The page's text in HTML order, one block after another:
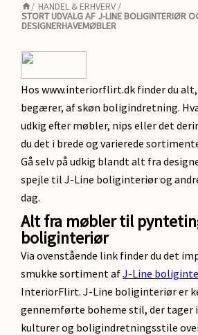
/ HANDEL & ERHVERV /
STORT UDVALG AF J-LINE BOLIGINTERIØR
DESIGNERHAVEMØBLER
Hos www.interiorflirt.dk finder du
begærer, af skøn boligindretning.
udkig efter møbler, nips eller det
du det i brede og varierede
Gå selv på udkig blandt alt fra
spejle til J-Line boliginteriør og
dag.
Alt fra møbler til
boliginteriør
Via ovenstående link finder du det
smukke sortiment afJ-Line
InteriorFlirt. J-Line boliginteriør er
gennemførte boheme stil, der tager
kulturer og boligindretningsstile over